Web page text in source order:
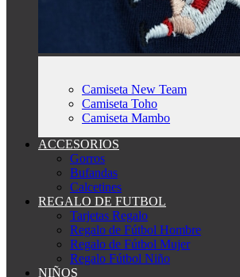
Camiseta New Team
Camiseta Toho
Camiseta Mambo
ACCESORIOS
Gorros
Bufandas
Calcetines
REGALO DE FUTBOL
Tarjetas Regalo
Regalo de Fútbol Hombre
Regalo de Fútbol Mujer
Regalo Fútbol Niño
NIÑOS